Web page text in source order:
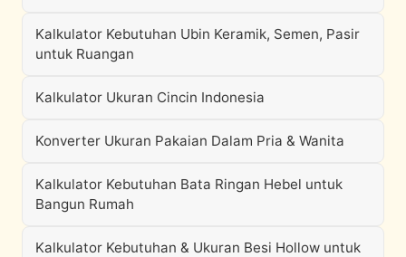
Kalkulator Kebutuhan Ubin Keramik, Semen, Pasir
untuk Ruangan
Kalkulator Ukuran Cincin Indonesia
Konverter Ukuran Pakaian Dalam Pria & Wanita
Kalkulator Kebutuhan Bata Ringan Hebel untuk
Bangun Rumah
Kalkulator Kebutuhan & Ukuran Besi Hollow untuk